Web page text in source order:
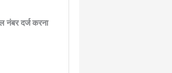
दर्ज करना